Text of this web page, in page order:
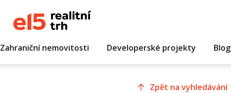
Zahraniční nemovitosti Developerské projekty Blog
Zpět na vyhledávání